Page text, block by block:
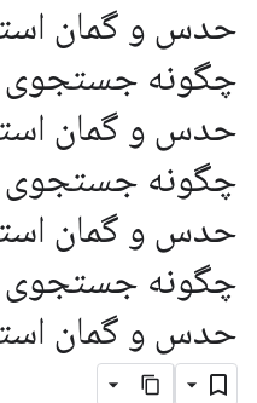
حدس و گمان
چگونه جستجوی
حدس و گمان
چگونه جستجوی
حدس و گمان
چگونه جستجوی
حدس و گمان